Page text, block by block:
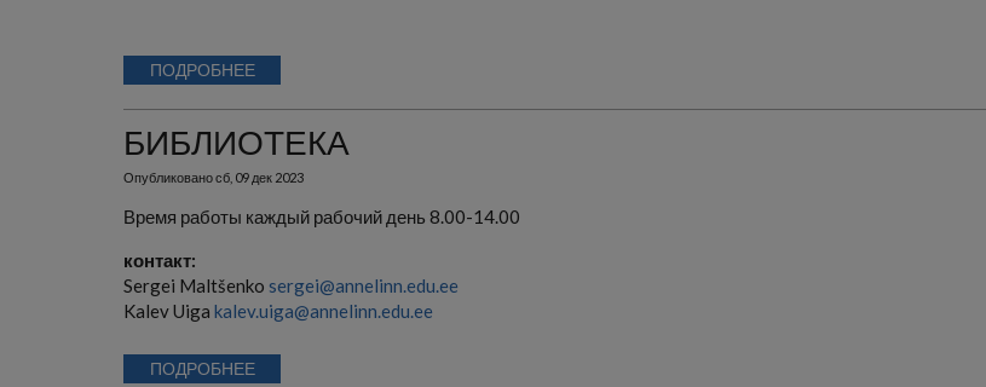
ПОДРОБНЕЕ
БИБЛИОТЕКА
Опубликованосб, 09 дек 2023
Время работы каждый рабочий день 8.00-14.00
контакт:
Sergei Maltšenko sergei@annelinn.edu.ee
Kalev Uiga kalev.uiga@annelinn.edu.ee
ПОДРОБНЕЕ